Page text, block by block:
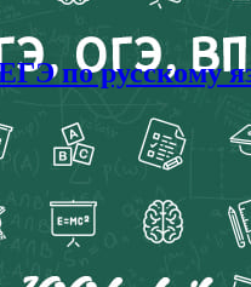
по русскому